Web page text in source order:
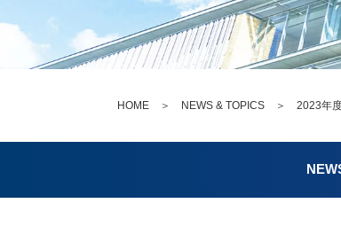
HOME ＞ NEWS & TOPICS ＞ 2023年度